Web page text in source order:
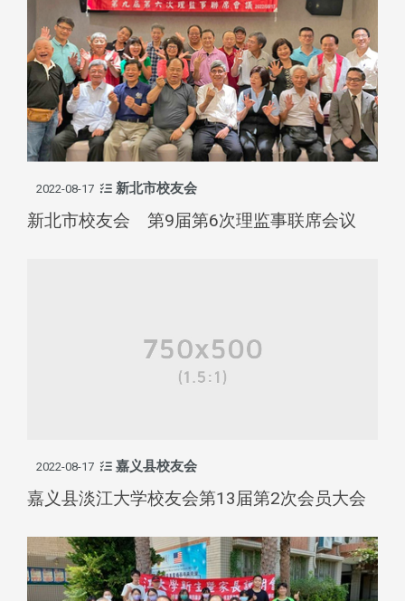
2022-08-17 新北市校友会
新北市校友会 第9届第6次理监事联席会议
2022-08-17 嘉义县校友会
嘉义县淡江大学校友会第13届第2次会员大会